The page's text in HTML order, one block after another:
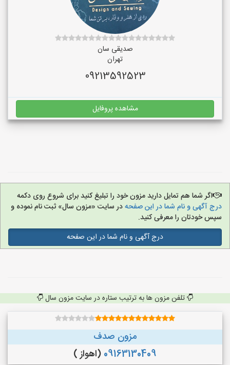
صدیقی سان
تهران
09213592523
مشاهده پروفایل
اگر شما هم تمایل دارید مزون خود را تبلیغ کنید برای شروع روی دکمه
درج آگهی و نام شما در این صفحهدر سایت «مزون سال» ثبت نام نموده و
سپس خودتان را معرفی کنید.
درج آگهی و نام شما در این صفحه
تلفن مزون ها به ترتیب ستاره در سایت مزون سال
مزون صدف
09163130409 (اهواز )